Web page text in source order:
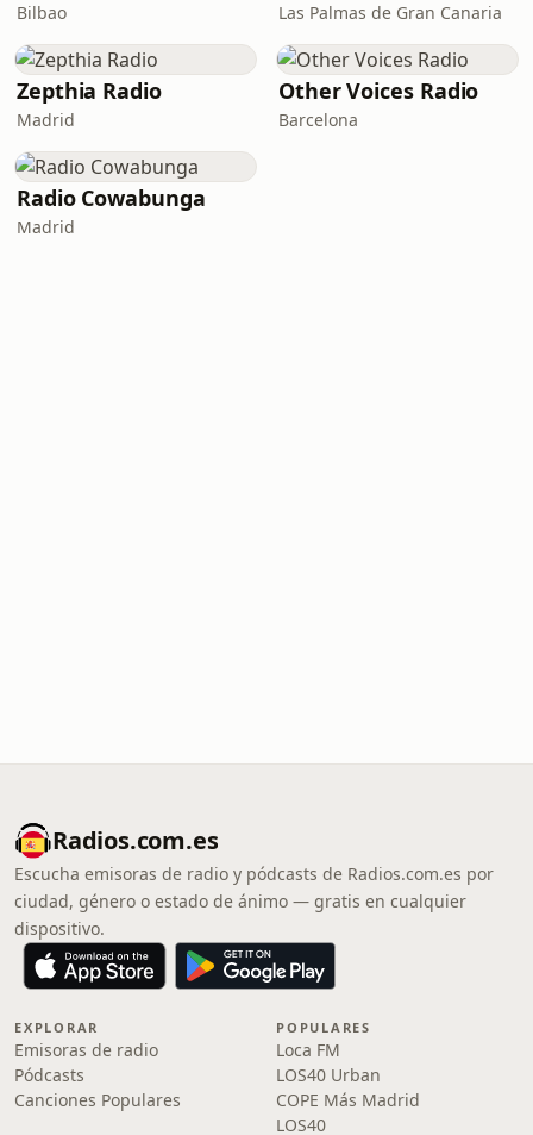
Bilbao Las Palmas de Gran Canaria
Zepthia Radio
Madrid
Other Voices Radio
Barcelona
Radio Cowabunga
Madrid
Radios.com.es
Escucha emisoras de radio y pódcasts de Radios.com.es por
ciudad, género o estado de ánimo — gratis en cualquier
dispositivo.
EXPLORAR
Emisoras de radio
Pódcasts
Canciones Populares
POPULARES
Loca FM
LOS40 Urban
COPE Más Madrid
LOS40